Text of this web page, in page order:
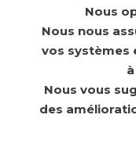
Nous
Nous nous
vos systèmes
Nous vous
des